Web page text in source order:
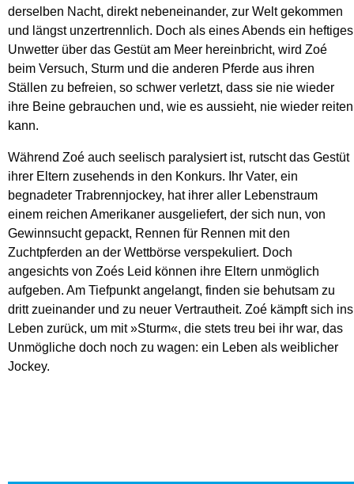
derselben Nacht, direkt nebeneinander, zur Welt gekommen
und längst unzertrennlich. Doch als eines Abends ein heftiges
Unwetter über das Gestüt am Meer hereinbricht, wird Zoé
beim Versuch, Sturm und die anderen Pferde aus ihren
Ställen zu befreien, so schwer verletzt, dass sie nie wieder
ihre Beine gebrauchen und, wie es aussieht, nie wieder reiten
kann.
Während Zoé auch seelisch paralysiert ist, rutscht das Gestüt
ihrer Eltern zusehends in den Konkurs. Ihr Vater, ein
begnadeter Trabrennjockey, hat ihrer aller Lebenstraum
einem reichen Amerikaner ausgeliefert, der sich nun, von
Gewinnsucht gepackt, Rennen für Rennen mit den
Zuchtpferden an der Wettbörse verspekuliert. Doch
angesichts von Zoés Leid können ihre Eltern unmöglich
aufgeben. Am Tiefpunkt angelangt, finden sie behutsam zu
dritt zueinander und zu neuer Vertrautheit. Zoé kämpft sich ins
Leben zurück, um mit »Sturm«, die stets treu bei ihr war, das
Unmögliche doch noch zu wagen: ein Leben als weiblicher
Jockey.